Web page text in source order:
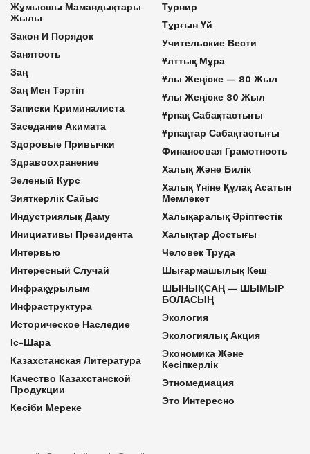
Жұмысшы Мамандықтары
Жылы
Закон И Порядок
Занятость
Заң
Заң Мен Тәртіп
Записки Криминалиста
Заседание Акимата
Здоровые Привычки
Здравоохранение
Зеленый Курс
Зияткерлік Сайыс
Индустриялық Даму
Инициативы Президента
Интервью
Интересный Случай
Инфрақұрылым
Инфраструктура
Историческое Наследие
Іс-Шара
Казахстанская Литература
Качество Казахстанской
Продукции
Кәсіби Мереке
Турнир
Тұрғын Үй
Учительские Вести
Ұлттық Мұра
Ұлы Жеңіске — 80 Жыл
Ұлы Жеңіске 80 Жыл
Ұрпақ Сабақтастығы
Ұрпақтар Сабақтастығы
Финансовая Грамотность
Халық Және Билік
Халық Үніне Құлақ Асатын
Мемлекет
Халықаралық Әріптестік
Халықтар Достығы
Человек Труда
Шығармашылық Кеш
ШЫНЫҚСАҢ — ШЫМЫР
БОЛАСЫҢ
Экология
Экологиялық Акция
Экономика Және
Кәсіпкерлік
Этномедиация
Это Интересно